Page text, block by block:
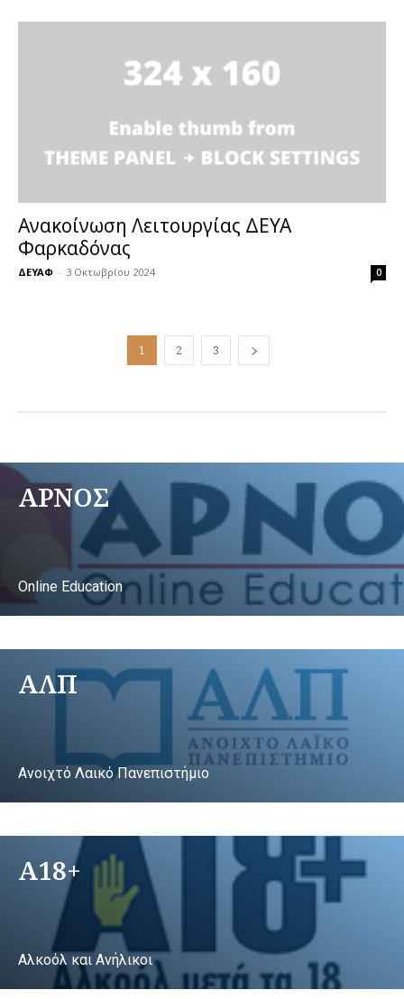
Ανακοίνωση Λειτουργίας ΔΕΥΑ
Φαρκαδόνας
ΔΕΥΑΦ - 3 Οκτωβρίου 2024 0
1 2 3
ΑΡΝΟΣ
Online Education
ΑΛΠ
Ανοιχτό Λαικό Πανεπιστήμιο
A18+
Αλκοόλ και Ανήλικοι